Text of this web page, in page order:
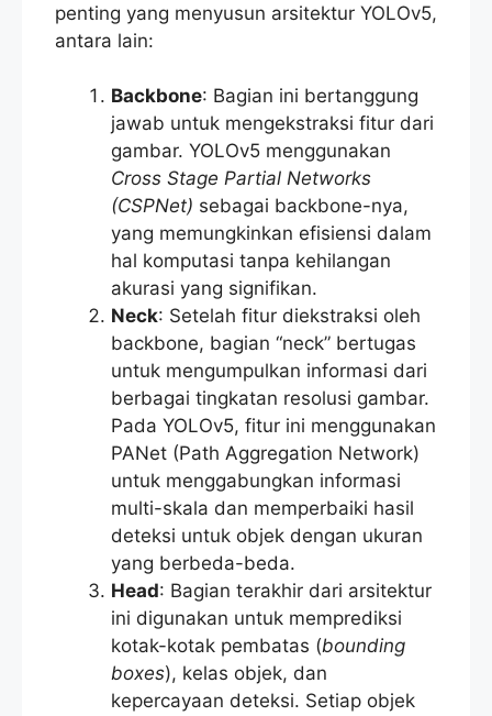
penting yang menyusun arsitektur YOLOv5,
antara lain:
Backbone: Bagian ini bertanggung
jawab untuk mengekstraksi fitur dari
gambar. YOLOv5 menggunakan
Cross Stage Partial Networks
(CSPNet) sebagai backbone-nya,
yang memungkinkan efisiensi dalam
hal komputasi tanpa kehilangan
akurasi yang signifikan.
Neck: Setelah fitur diekstraksi oleh
backbone, bagian “neck” bertugas
untuk mengumpulkan informasi dari
berbagai tingkatan resolusi gambar.
Pada YOLOv5, fitur ini menggunakan
PANet (Path Aggregation Network)
untuk menggabungkan informasi
multi-skala dan memperbaiki hasil
deteksi untuk objek dengan ukuran
yang berbeda-beda.
Head: Bagian terakhir dari arsitektur
ini digunakan untuk memprediksi
kotak-kotak pembatas (bounding
boxes), kelas objek, dan
kepercayaan deteksi. Setiap objek